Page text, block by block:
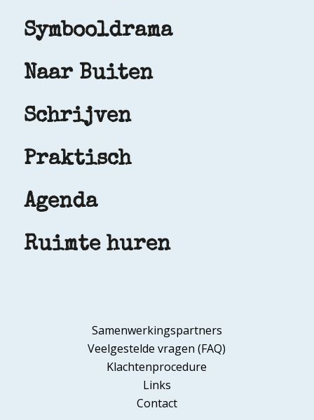
Symbooldrama
Naar Buiten
Schrijven
Praktisch
Agenda
Ruimte huren
Samenwerkingspartners
Veelgestelde vragen (FAQ)
Klachtenprocedure
Links
Contact